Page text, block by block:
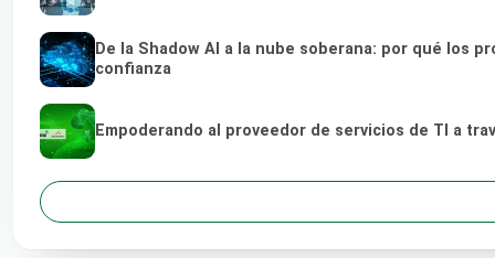
De la Shadow AI a la nube soberana: por qué los
confianza
Empoderando al proveedor de servicios de TI a